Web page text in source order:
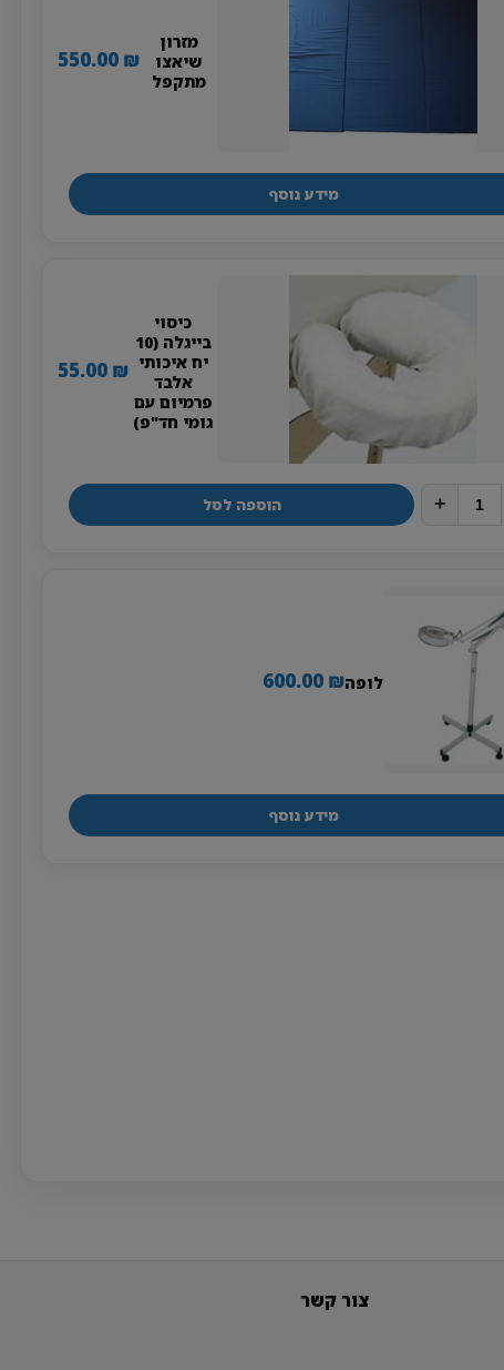
מזרון
שיאצו
מתקפל
550.00 ₪
מידע נוסף
כיסוי
בייגלה (10
יח איכותי
אלבד
פרמיום עם
גומי חד"פ)
55.00 ₪
+ הוספה לסל
לופה 600.00 ₪
מידע נוסף
צור קשר